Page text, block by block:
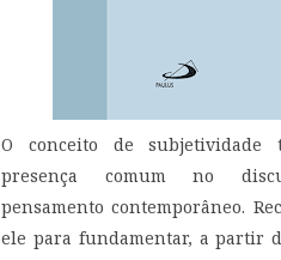
O conceito de subjetividade
presença comum no
pensamento contemporâneo.
ele para fundamentar, a partir